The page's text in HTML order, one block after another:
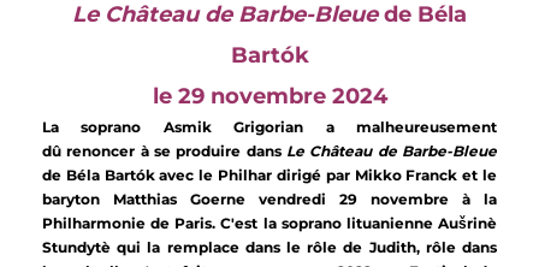
Le Château de Barbe-Bleuede Béla
Bartók
le 29 novembre 2024
La soprano Asmik Grigorian a malheureusement
dû renoncer à se produire dans Le Château de Barbe-Bleue
de Béla Bartók avec le Philhar dirigé par Mikko Franck et le
baryton Matthias Goerne vendredi 29 novembre à la
Philharmonie de Paris. C'est la soprano lituanienne Aušrinè
Stundytè qui la remplace dans le rôle de Judith, rôle dans